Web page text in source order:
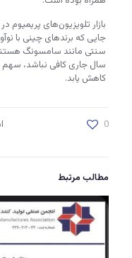
جایی که برندهای چینی با
سال جاری کافی نباشد،
کاهش یابد.
0
مطالب مرتبط